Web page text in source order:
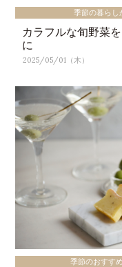
季節の暮らし
カラフルな旬野菜
に
2025/05/01（木）
季節のおすす